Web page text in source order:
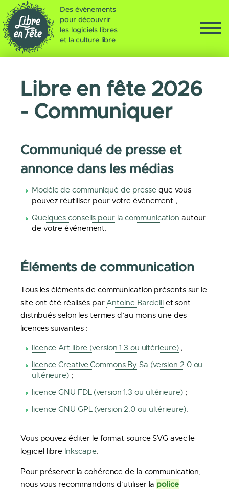
Des événements
pour découvrir
les logiciels libres
et la culture libre
Libre en fête 2026
- Communiquer
Communiqué de presse et
annonce dans les médias
Modèle de communiqué de presse que vous
pouvez réutiliser pour votre événement ;
Quelques conseils pour la communication autour
de votre événement.
Éléments de communication
Tous les éléments de communication présents sur le
site ont été réalisés par Antoine Bardelliet sont
distribués selon les termes d’au moins une des
licences suivantes :
licence Art libre (version 1.3 ou ultérieure);
licence Creative Commons By Sa (version 2.0 ou
ultérieure);
licence GNU FDL (version 1.3 ou ultérieure);
licence GNU GPL (version 2.0 ou ultérieure).
Vous pouvez éditer le format source SVG avec le
logiciel libre Inkscape.
Pour préserver la cohérence de la communication,
nous vous recommandons d’utiliser la police